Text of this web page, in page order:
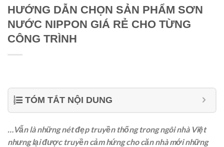
HƯỚNG DẪN CHỌN SẢN PHẨM SƠN
NƯỚC NIPPON GIÁ RẺ CHO TỪNG
CÔNG TRÌNH
TÓM TẮT NỘI DUNG
…Vẫn là những nét đẹp truyền thống trong ngôi nhà Việt
nhưng lại được truyền cảm hứng cho căn nhà mới những